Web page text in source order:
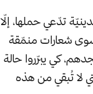
تدّعي حملها، إلّا
سوى شعارات منمّقة
كي يبرّروا حالة
لا تُبقي من هذه